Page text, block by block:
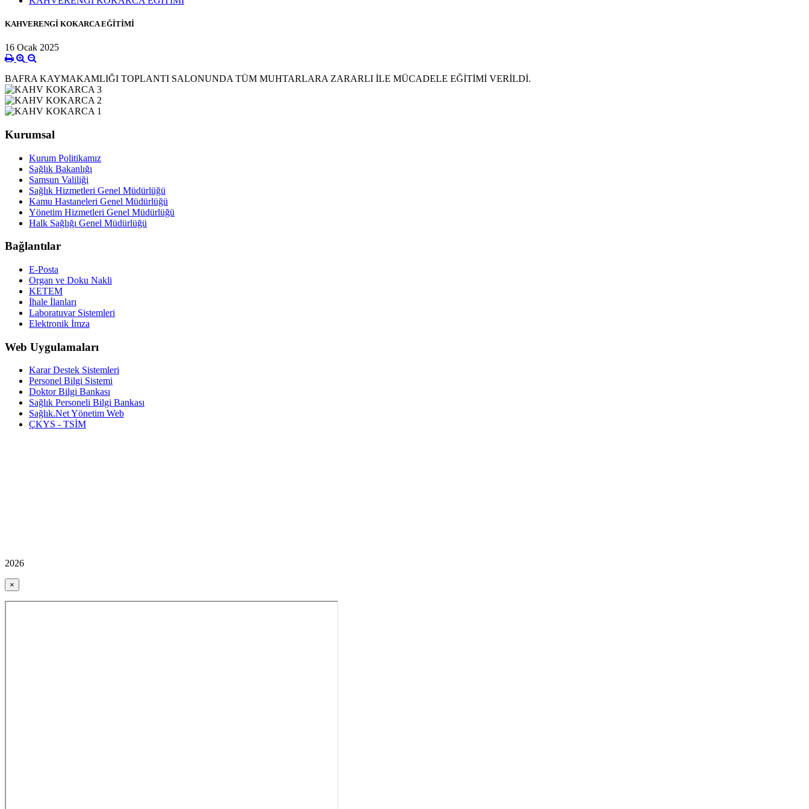
KAHVERENGİ KOKARCA EĞİTİMİ
16 Ocak 2025
BAFRA KAYMAKAMLIĞI TOPLANTI SALONUNDA TÜM MUHTARLARA ZARARLI İLE MÜCADELE EĞİTİMİ VERİLDİ.
Kurumsal
Kurum Politikamız
Sağlık Bakanlığı
Samsun Valiliği
Sağlık Hizmetleri Genel Müdürlüğü
Kamu Hastaneleri Genel Müdürlüğü
Yönetim Hizmetleri Genel Müdürlüğü
Halk Sağlığı Genel Müdürlüğü
Bağlantılar
E-Posta
Organ ve Doku Nakli
KETEM
İhale İlanları
Laboratuvar Sistemleri
Elektronik İmza
Web Uygulamaları
Karar Destek Sistemleri
Personel Bilgi Sistemi
Doktor Bilgi Bankası
Sağlık Personeli Bilgi Bankası
Sağlık.Net Yönetim Web
ÇKYS - TSİM
2026
×